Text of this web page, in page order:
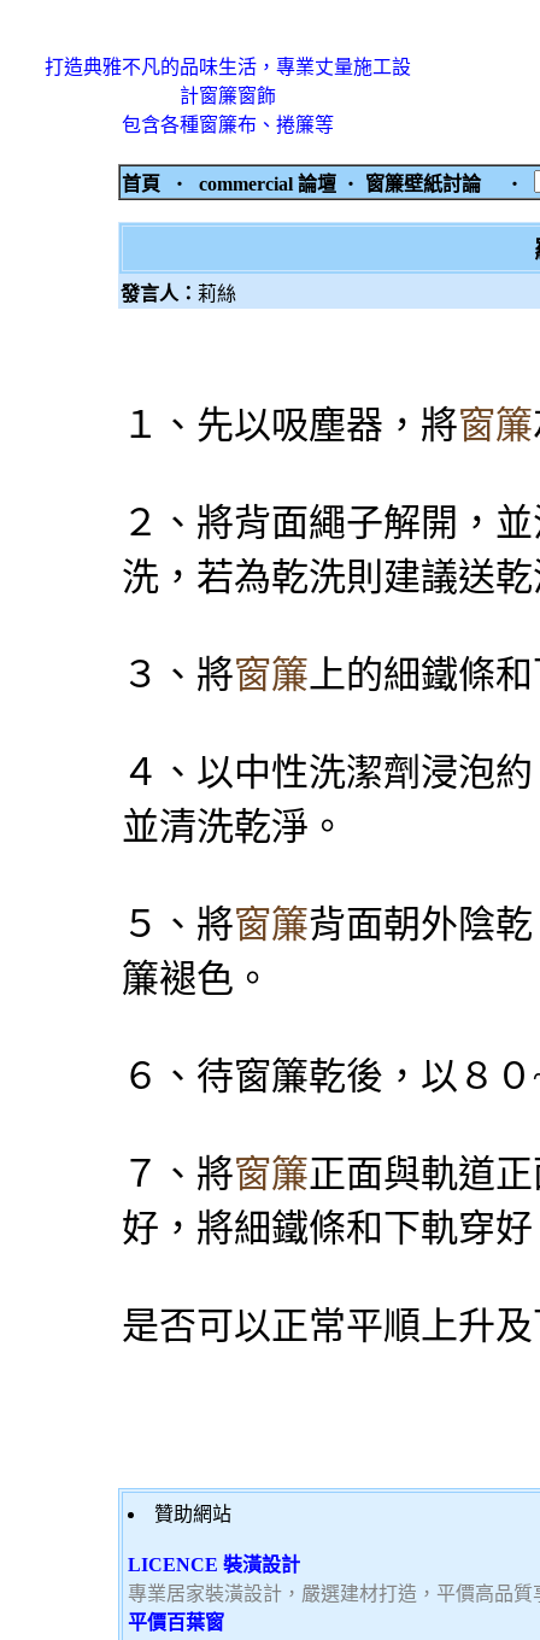
打造典雅不凡的品味生活，專業丈量施工設
計窗簾窗飾
包含各種窗簾布、捲簾等
首頁 ‧ commercial 論壇 ‧ 窗簾壁紙討論 ‧
發言人： 莉絲
１、先以吸塵器，將窗簾
２、將背面繩子解開，
洗，若為乾洗則建議送
３、將窗簾上的細鐵條
４、以中性洗潔劑浸泡
並清洗乾淨。
５、將窗簾背面朝外陰
簾褪色。
６、待窗簾乾後，以８
７、將窗簾正面與軌道
好，將細鐵條和下軌穿
是否可以正常平順上升
贊助網站
LICENCE 裝潢設計
專業居家裝潢設計，嚴選建材打造，平價高品
平價百葉窗